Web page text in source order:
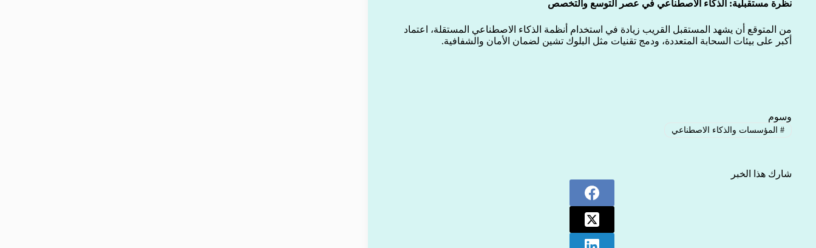
نظرة مستقبلية: الذكاء الاصطناعي في عصر التوسع والتخصص
من المتوقع أن يشهد المستقبل القريب زيادة في استخدام أنظمة الذكاء الاصطناعي المستقلة، اعتماد
أكبر على بيئات السحابة المتعددة، ودمج تقنيات مثل البلوك تشين لضمان الأمان والشفافية.
وسوم
#المؤسسات والذكاء الاصطناعي
شارك هذا الخبر